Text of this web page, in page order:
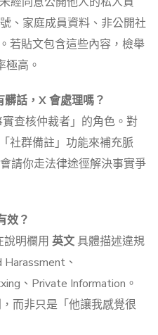
、家庭成員資料、非公開社
若貼文包含這些內容，檢舉
極高。
話，X 會處理嗎？
查核仲裁者」的角色。對
社群備註」功能來補充脈
請你走法律途徑解決事實爭
效？
明欄用 英文具體描述違規
、
、Private Information。
而非只是「他讓我感覺很